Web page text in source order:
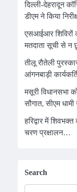
दिल्ली-देहरादून
डीएम ने किया
एसआईआर शिविरों
मतदाता सूची से
तीलू रौतेली
आंगनबाड़ी
मसूरी विधानसभा
सौगात, सीएम
हरिद्वार में
चरण प्रक्षालन…
Search